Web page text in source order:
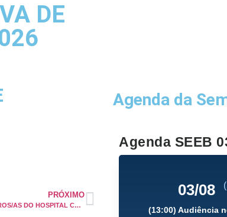
DE
PRÓXIMO
LISTA DE ENFERMEIROS/AS DO HOSPITAL CARDIO PULMONAR
Agenda da
Agenda SEEB
03/08
(13:00) Audiência